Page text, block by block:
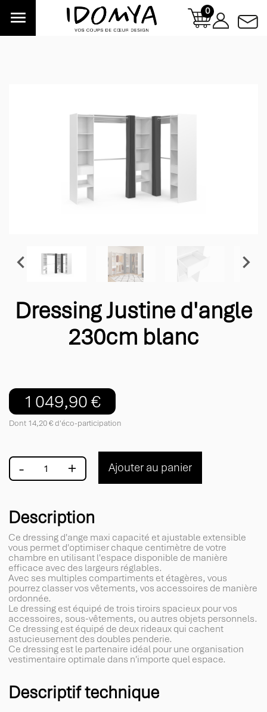
 0
 
Dressing Justine d'angle
230cm blanc
1 049,90 €
Dont 14,20 € d'éco-participation
- + Ajouter au panier
Description
Ce dressing d'ange maxi capacité et ajustable extensible
vous permet d'optimiser chaque centimètre de votre
chambre en utilisant l'espace disponible de manière
efficace avec des largeurs réglables.
Avec ses multiples compartiments et étagères, vous
pourrez classer vos vêtements, vos accessoires de manière
ordonnée.
Le dressing est équipé de trois tiroirs spacieux pour vos
accessoires, sous-vêtements, ou autres objets personnels.
Ce dressing est équipé de deux rideaux qui cachent
astucieusement des doubles penderie.
Ce dressing est le partenaire idéal pour une organisation
vestimentaire optimale dans n'importe quel espace.
Descriptif technique